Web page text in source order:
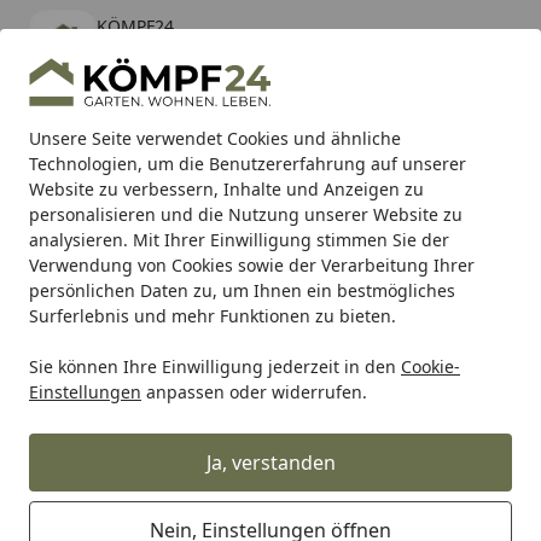
Unsere Seite verwendet Cookies und ähnliche
Technologien, um die Benutzererfahrung auf unserer
Website zu verbessern, Inhalte und Anzeigen zu
personalisieren und die Nutzung unserer Website zu
analysieren. Mit Ihrer Einwilligung stimmen Sie der
Verwendung von Cookies sowie der Verarbeitung Ihrer
persönlichen Daten zu, um Ihnen ein bestmögliches
Surferlebnis und mehr Funktionen zu bieten.
Sie können Ihre Einwilligung jederzeit in den Cookie-
Einstellungen anpassen oder widerrufen.
Ja, verstanden
Nein, Einstellungen öffnen
KÖMPF24
kostenlos - Im App Store
Hotline
Alle Produkte
Mein Konto
Suchen
Karibu Pools inkl. gratis Sandfilteranlage & Pool-
Starterset (Gesamtwert bis 468,99€)
Startseite
Zaun Sichtschutzzaun Aluminium Sichtschutz Zäune
TraumGarten SYSTEM BOARD XL
Doppeltor auf Maß mit E-Antrieb